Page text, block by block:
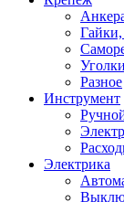
Разное
Инструмент
Электрика